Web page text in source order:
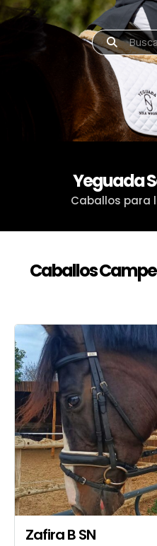
Yeguada
Caballos para
Caballos
Zafira B SN